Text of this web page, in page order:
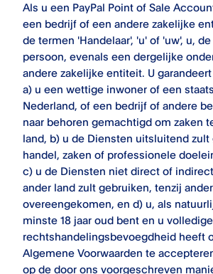
Als u een PayPal Point of Sale
een bedrijf of een andere zakelijke
de termen 'Handelaar', 'u' of 'uw', u,
persoon, evenals een dergelijke
andere zakelijke entiteit. U
a) u een wettige inwoner of een
Nederland, of een bedrijf of andere
naar behoren gemachtigd om zaken
land, b) u de Diensten uitsluitend
handel, zaken of professionele
c) u de Diensten niet direct of
ander land zult gebruiken, tenzij
overeengekomen, en d) u, als
minste 18 jaar oud bent en u volledige
rechtshandelingsbevoegdheid heeft
Algemene Voorwaarden te
op de door ons voorgeschreven